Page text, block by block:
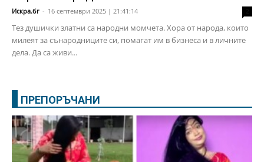
Искра.бг - 16 септември 2025 | 21:41:14
Тез душички златни са народни момчета. Хора от народа, които
милеят за сънародниците си, помагат им в бизнеса и в личните
дела. Да са живи...
ПРЕПОРЪЧАНИ